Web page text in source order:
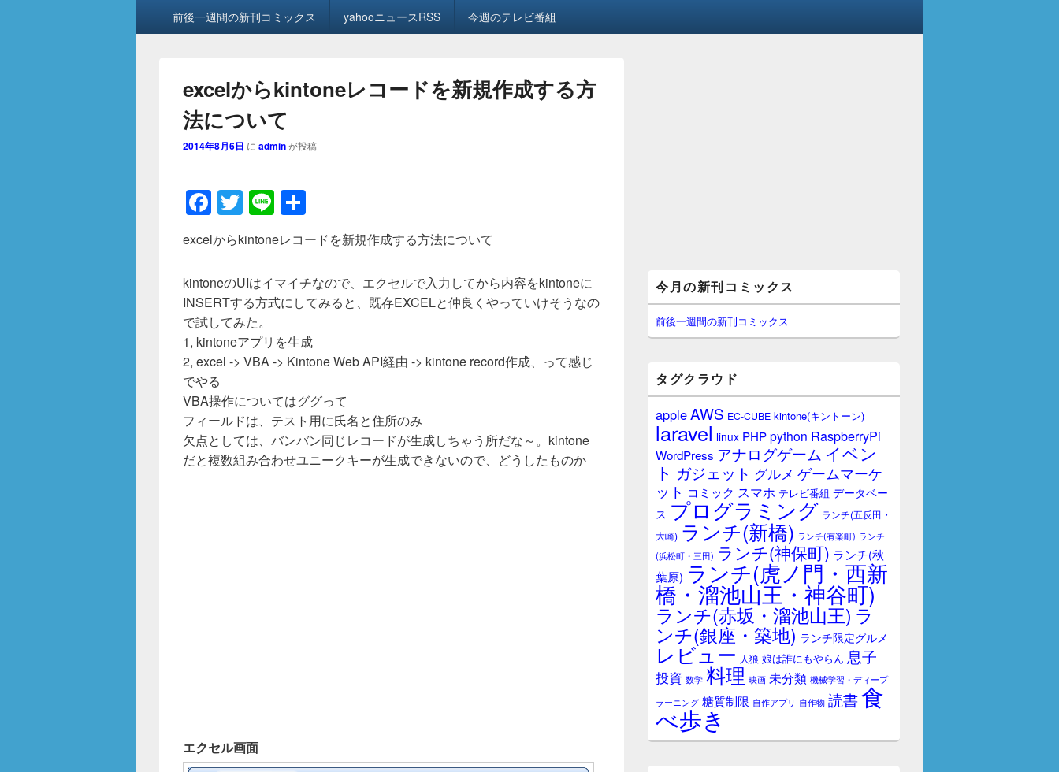
前後一週間の新刊コミックス yahooニュースRSS 今週のテレビ番組
excelからkintoneレコードを新規作成する方
法について
2014年8月6日 に adminが投稿
F
a
c
e
b
o
o
k
T
wi
tt
er
Li
n
e
有
excelからkintoneレコードを新規作成する方法について
kintoneのUIはイマイチなので、エクセルで入力してから内容をkintoneに
INSERTする方式にしてみると、既存EXCELと仲良くやっていけそうなの
で試してみた。
1, kintoneアプリを生成
2, excel -> VBA -> Kintone Web API経由 -> kintone record作成、って感じ
でやる
VBA操作についてはググって
フィールドは、テスト用に氏名と住所のみ
欠点としては、バンバン同じレコードが生成しちゃう所だな～。kintone
だと複数組み合わせユニークキーが生成できないので、どうしたものか
エクセル画面
イ
ン
サ
イ
ー
ジ
ッ
ト
今月の新刊コミックス
前後一週間の新刊コミックス
タグクラウド
appleAWS EC-CUBE kintone(キントーン)
laravel linux PHPpython RaspberryPi
WordPress アナログゲーム イベン
ト ガジェット グルメ ゲームマーケ
ット コミック スマホ テレビ番組 データベー
ス プログラミング ランチ(五反田・
大崎) ランチ(新橋) ランチ(有楽町) ランチ
(浜松町・三田) ランチ(神保町) ランチ(秋
葉原) ランチ(虎ノ門・西新
橋・溜池山王・神谷町)
ランチ(赤坂・溜池山王) ラ
ンチ(銀座・築地) ランチ限定グルメ
レビュー 人狼 娘は誰にもやらん 息子
投資 数学 料理 映画 未分類 機械学習・ディープ
ラーニング 糖質制限 自作アプリ 自作物 読書食
べ歩き